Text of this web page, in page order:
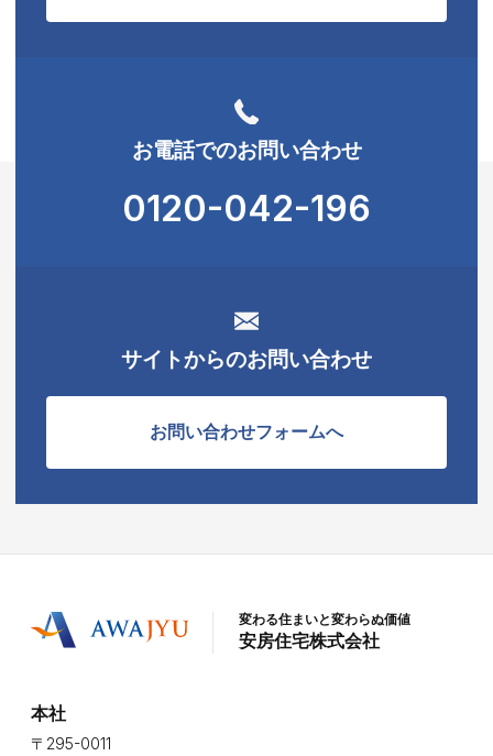
お電話でのお問い合わせ
0120-042-196
サイトからのお問い合わせ
お問い合わせフォームへ
変わる住まいと変わらぬ価値
安房住宅株式会社
本社
〒295-0011